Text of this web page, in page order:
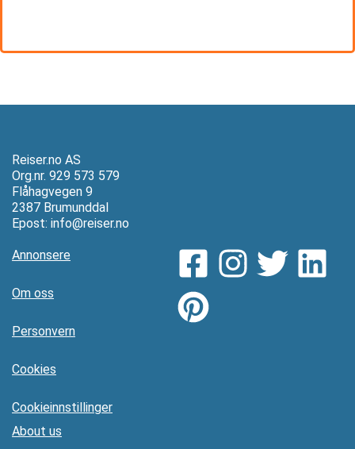
Reiser.no AS
Org.nr. 929 573 579
Flåhagvegen 9
2387 Brumunddal
Epost: info@reiser.no
Annonsere
Om oss
Personvern
Cookies
Cookieinnstillinger
About us